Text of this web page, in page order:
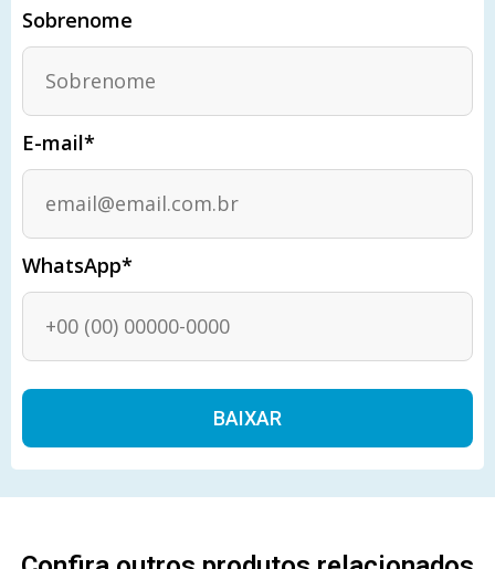
Sobrenome
E-mail*
WhatsApp*